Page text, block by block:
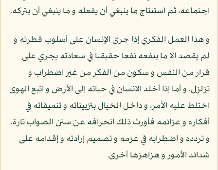
اجتماعه، ثم استنتاج ما ينبغي أن يفعله و ما ينبغي أن يتركه.
و هذا العمل الفكري إذا جرى الإنسان على أسلوب فطرته و
لم يقصد إلا ما ينفعه نفعا حقيقيا في سعادته يجري على
قرار من النفس و سكون من الفكر من غير اضطراب و
تزلزل، و أما إذا أخلد الإنسان في حياته إلى الأرض و اتبع الهوى
اختلط عليه الأمر، و داخل الخيال بتزييناته و تنميقاته في
أفكاره و عزائمه فأورث ذلك انحرافه عن سنن الصواب تارة،
و تردده و اضطرابه في عزمه و تصميم إرادته و إقدامه على
شدائد الأمور و هزاهزها أخرى.